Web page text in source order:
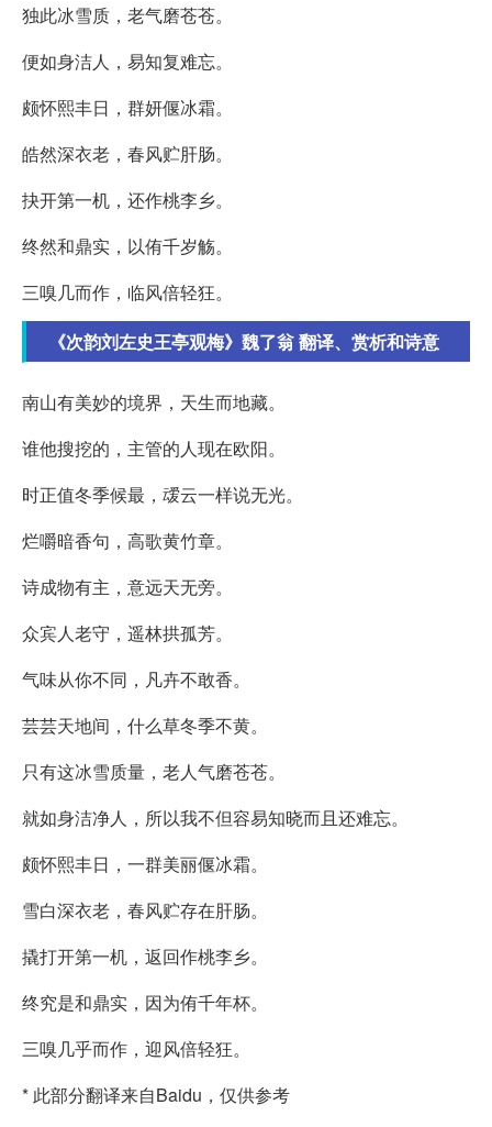
独此冰雪质，老气磨苍苍。
便如身洁人，易知复难忘。
颇怀熙丰日，群妍偃冰霜。
皓然深衣老，春风贮肝肠。
抉开第一机，还作桃李乡。
终然和鼎实，以侑千岁觞。
三嗅几而作，临风倍轻狂。
《次韵刘左史王亭观梅》魏了翁 翻译、赏析和诗意
南山有美妙的境界，天生而地藏。
谁他搜挖的，主管的人现在欧阳。
时正值冬季候最，叆云一样说无光。
烂嚼暗香句，高歌黄竹章。
诗成物有主，意远天无旁。
众宾人老守，遥林拱孤芳。
气味从你不同，凡卉不敢香。
芸芸天地间，什么草冬季不黄。
只有这冰雪质量，老人气磨苍苍。
就如身洁净人，所以我不但容易知晓而且还难忘。
颇怀熙丰日，一群美丽偃冰霜。
雪白深衣老，春风贮存在肝肠。
撬打开第一机，返回作桃李乡。
终究是和鼎实，因为侑千年杯。
三嗅几乎而作，迎风倍轻狂。
* 此部分翻译来自Baidu，仅供参考